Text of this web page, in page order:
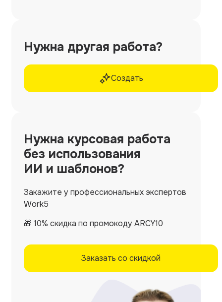
Нужна другая работа?
Создать
Нужна курсовая работа
без использования
ИИ и шаблонов?
Закажите у профессиональных экспертов
Work5
🎁 10% скидка по промокоду ARCY10
Заказать со скидкой